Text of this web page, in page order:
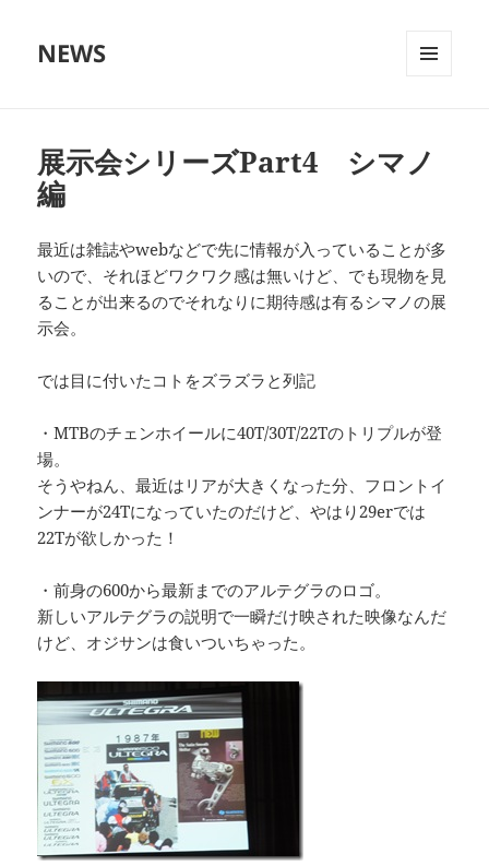
NEWS
展示会シリーズPart4 シマノ
編
最近は雑誌やwebなどで先に情報が入っていることが多
いので、それほどワクワク感は無いけど、でも現物を見
ることが出来るのでそれなりに期待感は有るシマノの展
示会。
では目に付いたコトをズラズラと列記
・MTBのチェンホイールに40T/30T/22Tのトリプルが登
場。
そうやねん、最近はリアが大きくなった分、フロントイ
ンナーが24Tになっていたのだけど、やはり29erでは
22Tが欲しかった！
・前身の600から最新までのアルテグラのロゴ。
新しいアルテグラの説明で一瞬だけ映された映像なんだ
けど、オジサンは食いついちゃった。